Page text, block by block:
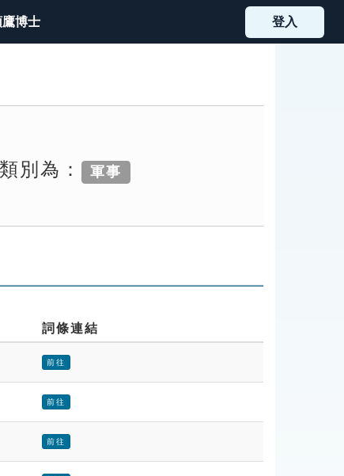
博士 登入
別為： 軍事
詞條連結
前往
前往
前往